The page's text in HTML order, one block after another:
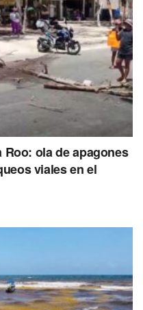
realice ajustes
climáticas.
vigente para el ciclo
elDiario Oficial de la
cualquier recorte de
ola de apagones
viales en el